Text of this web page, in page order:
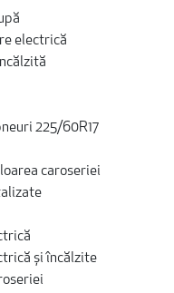
electrică
225/60R17
caroseriei
și încălzite